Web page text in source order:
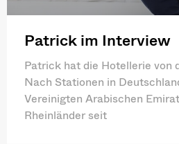
Patrick im Interview
Patrick hat die Hotellerie von
Nach Stationen in
Vereinigten Arabischen
Rheinländer seit